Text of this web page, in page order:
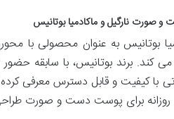
صورت نارگیل و ماکادمیا بوتانیس
به عنوان محصولی با
برند بوتانیس، با سابقه حضور
روزانه برای پوست دست و صورت